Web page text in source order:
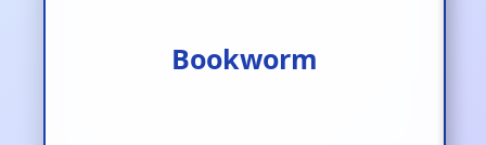
Bookworm
Kitap kurdu